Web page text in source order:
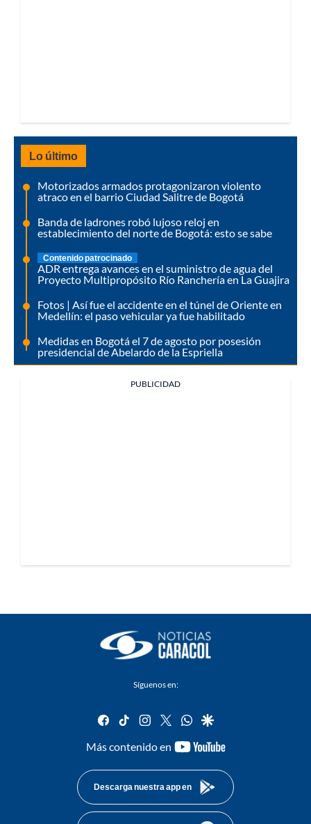
Lo último
Motorizados armados protagonizaron violento
atraco en el barrio Ciudad Salitre de Bogotá
Banda de ladrones robó lujoso reloj en
establecimiento del norte de Bogotá: esto se sabe
Contenido patrocinado
ADR entrega avances en el suministro de agua del
Proyecto Multipropósito Río Ranchería en La Guajira
Fotos | Así fue el accidente en el túnel de Oriente en
Medellín: el paso vehicular ya fue habilitado
Medidas en Bogotá el 7 de agosto por posesión
presidencial de Abelardo de la Espriella
PUBLICIDAD
Síguenos en:
facebook
tiktok instagram
twitterwhatsapp
google
Más contenido en
youtube-
Descarga nuestra app en